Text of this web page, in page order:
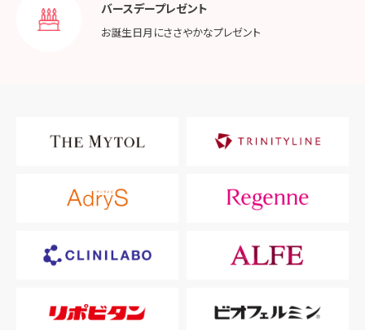
バースデープレゼント
お誕生日月にささやかなプレゼント